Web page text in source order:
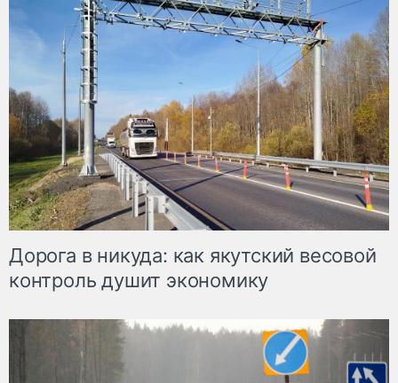
Дорога в никуда: как якутский весовой
контроль душит экономику